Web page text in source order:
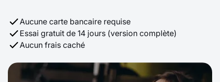
Aucune carte bancaire requise
Essai gratuit de 14 jours (version complète)
Aucun frais caché